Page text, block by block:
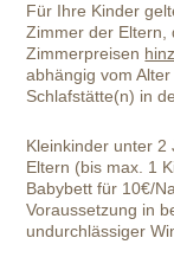
Für Ihre Kinder
Zimmer der Eltern,
Zimmerpreisen
abhängig vom
Schlafstätte(n) in
Kleinkinder unter 2
Eltern (bis max. 1
Babybett für 10€/
Voraussetzung in
undurchlässiger